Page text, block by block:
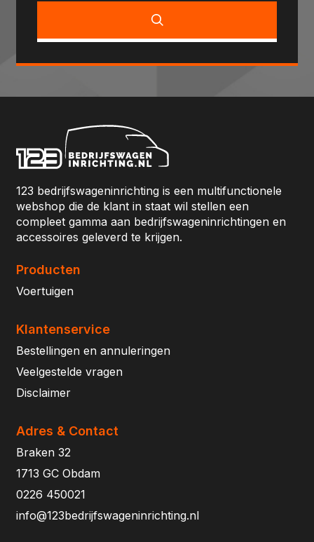
123 bedrijfswageninrichting is een multifunctionele
webshop die de klant in staat wil stellen een
compleet gamma aan bedrijfswageninrichtingen en
accessoires geleverd te krijgen.
Producten
Voertuigen
Klantenservice
Bestellingen en annuleringen
Veelgestelde vragen
Disclaimer
Adres & Contact
Braken 32
1713 GC Obdam
0226 450021
info@123bedrijfswageninrichting.nl